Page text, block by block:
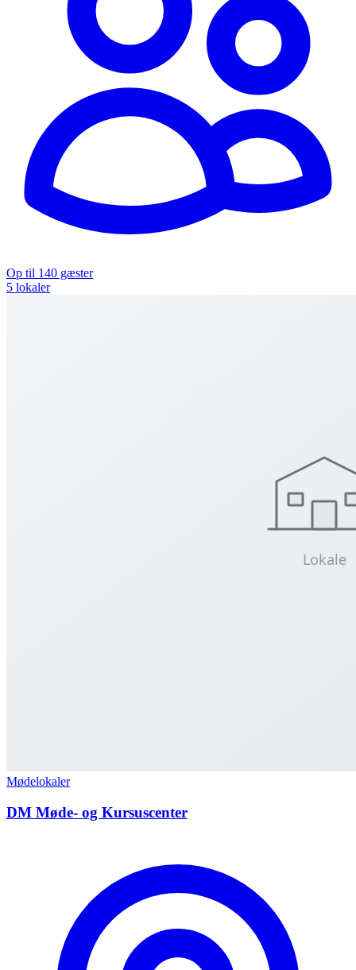
Op til 140 gæster
5 lokaler
Mødelokaler
DM Møde- og Kursuscenter